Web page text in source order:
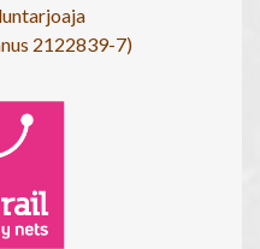
2122839-7)